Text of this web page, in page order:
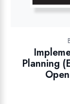
Planning